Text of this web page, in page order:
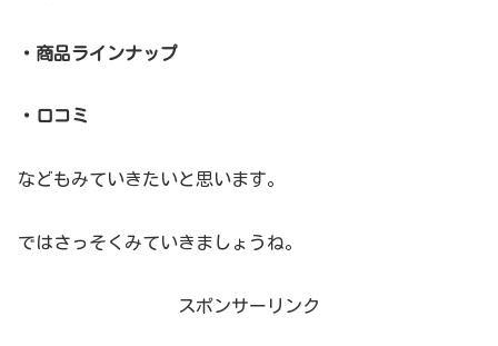
・商品ラインナップ
・口コミ
などもみていきたいと思います。
ではさっそくみていきましょうね。
スポンサーリンク